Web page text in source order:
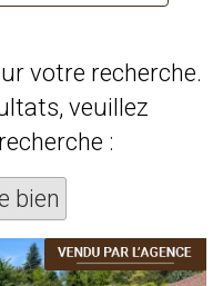
votre recherche.
veuillez
:
bien